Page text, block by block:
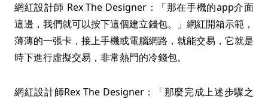
網紅設計師 Rex The Designer：「那在手機的app介面
這邊，我們就可以按下這個建立錢包。」網紅開箱示範，
薄薄的一張卡，接上手機或電腦網路，就能交易，它就是
時下進行虛擬交易，非常熱門的冷錢包。
網紅設計師Rex The Designer：「那麼完成上述步驟之